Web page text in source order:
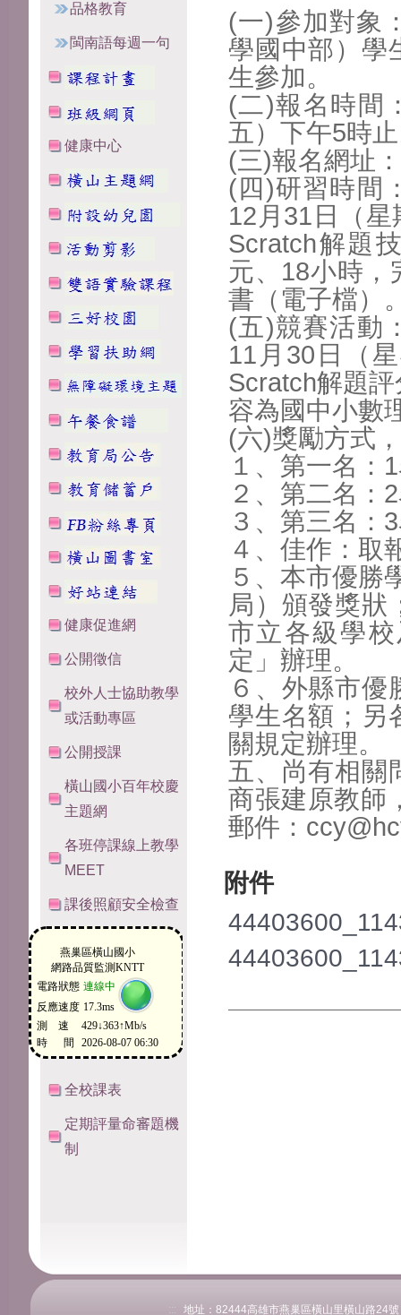
品格教育
閩南語每週一句
健康中心
健康促進網
公開徵信
校外人士協助教學
或活動專區
公開授課
橫山國小百年校慶
主題網
各班停課線上教學
MEET
課後照顧安全檢查
全校課表
定期評量命審題機
制
(一)參加對象
學國中部）學
生參加。
(二)報名時間
五）下午5時
(三)報名網址
(四)研習時間
12月31日
（
Scratch解題
元、18小時，
書（電子檔）
(五)競賽活動
11月30日
（
Scratch解題評
容為國中小數
(六)獎勵方式
１、第一名：
２、第二名：
３、第三名：
４、佳作：取
５、本市優勝
局）頒發獎狀
市立各級 學
定」辦理。
６、外縣市
學生名額；另
關規定辦理。
五、尚有相關
商張建原教師
郵件：
附件
::: 地址：82444高雄市燕巢區橫山里橫山路24